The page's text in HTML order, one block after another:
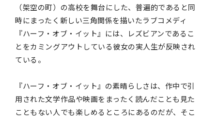
（架空の町）の高校を舞台にした、普遍的であると同
時にまったく新しい三角関係を描いたラブコメディ
『ハーフ・オブ・イット』には、レズビアンであるこ
とをカミングアウトしている彼女の実人生が反映され
ている。
『ハーフ・オブ・イット』の素晴らしさは、作中で引
用された文学作品や映画をまったく読んだことも見た
こともない人でも楽しめるところにあるのだが、そこ